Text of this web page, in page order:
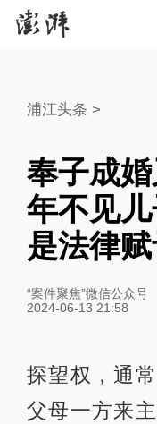
浦江头条 >
奉子成
年不见
是法律
“案件聚焦”微信公众号
2024-06-13 21:58
探望权，通
父母一方来